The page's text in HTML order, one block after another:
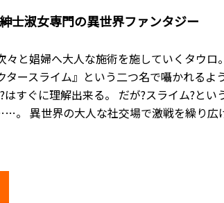
士淑女専門の異世界ファンタジー
と娼婦へ大人な施術を施していくタウロ
ースライム』という二つ名で囁かれるよ
すぐに理解出来る。 だが?スライム?とい
。 異世界の大人な社交場で激戦を繰り広